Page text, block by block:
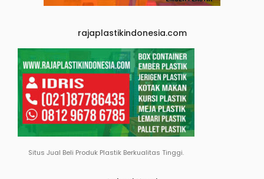
rajaplastikindonesia.com
Situs Jual Beli Produk Plastik Berkualitas Tinggi.